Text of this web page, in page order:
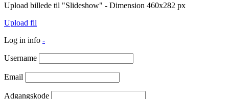
Upload billede til "Slideshow" - Dimension 460x282 px
Upload fil
Log in info -
Username
Email
Adgangskode